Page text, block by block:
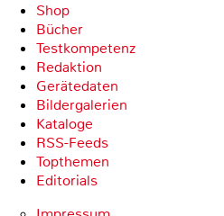
Shop
Bücher
Testkompetenz
Redaktion
Gerätedaten
Bildergalerien
Kataloge
RSS-Feeds
Topthemen
Editorials